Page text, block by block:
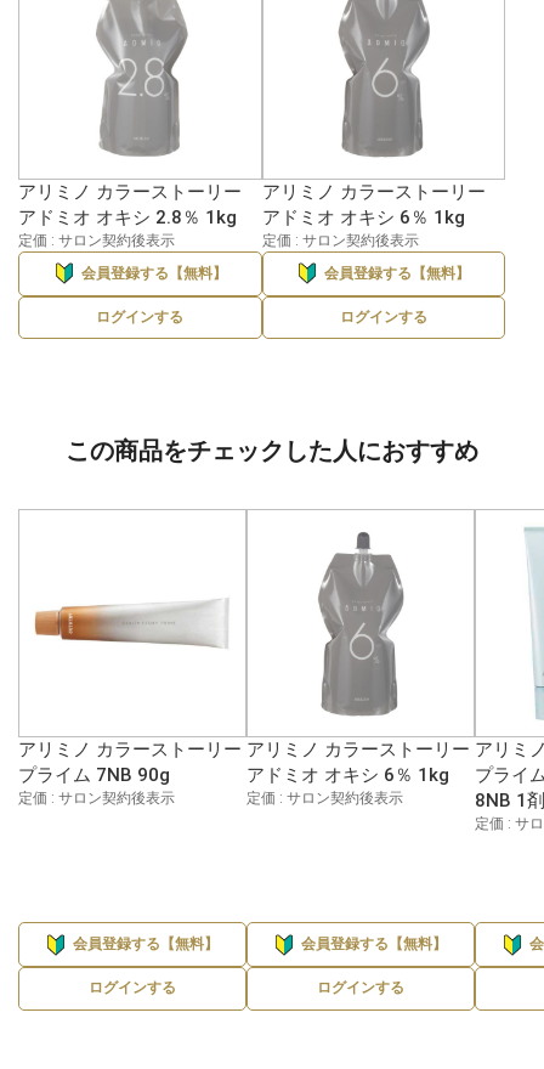
アリミノ カラーストーリー
アドミオ オキシ 2.8％ 1kg
定価 : サロン契約後表示
会員登録する【無料】
ログインする
アリミノ カラーストーリー
アドミオ オキシ 6％ 1kg
定価 : サロン契約後表示
会員登録する【無料】
ログインする
この商品をチェックした人におすすめ
アリミノ カラーストーリー
プライム 7NB 90g
定価 : サロン契約後表示
会員登録する【無料】
ログインする
アリミノ カラーストーリー
アドミオ オキシ 6％ 1kg
定価 : サロン契約後表示
会員登録する【無料】
ログインする
アリミ
プライ
8NB 1
定価 : サ